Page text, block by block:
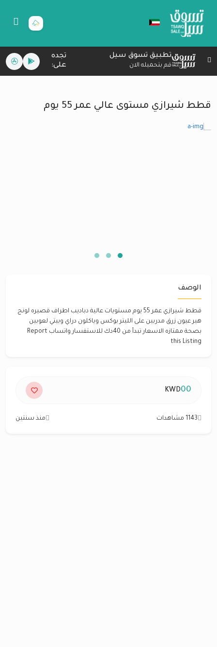
تطبيق تسوق سيل
قم بتحميله الان
تجده
على:
قطط شيرازي مستوى عالي عمر 55 يوم
الوصف
قطط شيرازي عمر 55 يوم مستويات عالية دباديب اطراف قصيره لونج
هير عيون زرق مدربين على الليتر بوكس وياكلون دراي وبيتي لعوبين
بصحة ممتازه الاسعار تبدأ من 40دك للاستفسار واتساب Report
this Listing
00
KWD
1143 مشاهدات منذ سنتين